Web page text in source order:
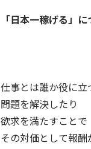
「日本一稼げる」
仕事とは誰か役に立
問題を解決したり
欲求を満たすことで
その対価として報酬